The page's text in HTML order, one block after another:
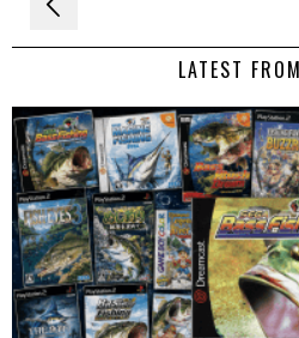
de LATEST